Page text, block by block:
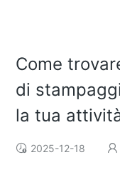
Come
di
la tua
2025-12-18